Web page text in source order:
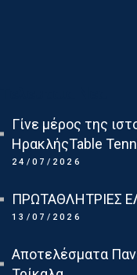
Γίνε μέρος της
ΗρακλήςTable
24/07/2026
ΠΡΩΤΑΘΛΗΤΡΙΕΣ
13/07/2026
Αποτελέσματα